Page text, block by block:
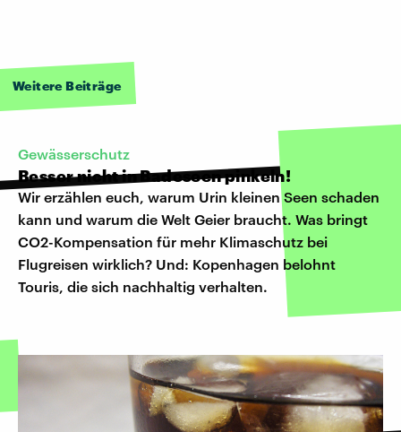
Weitere Beiträge
Gewässerschutz
Besser nicht in Badeseen pinkeln!
Wir erzählen euch, warum Urin kleinen Seen schaden
kann und warum die Welt Geier braucht. Was bringt
CO2-Kompensation für mehr Klimaschutz bei
Flugreisen wirklich? Und: Kopenhagen belohnt
Touris, die sich nachhaltig verhalten.